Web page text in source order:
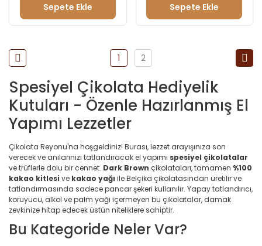
Sepete Ekle Sepete Ekle
1 2
Spesiyel Çikolata Hediyelik
Kutuları - Özenle Hazırlanmış El
Yapımı Lezzetler
Çikolata Reyonu'na hoşgeldiniz! Burası, lezzet arayışınıza son
verecek ve anılarınızı tatlandıracak el yapımı spesiyel çikolatalar
ve trüflerle dolu bir cennet. Dark Brown çikolataları, tamamen %100
kakao kitlesi ve kakao yağı ile Belçika çikolatasından üretilir ve
tatlandırmasında sadece pancar şekeri kullanılır. Yapay tatlandırıcı,
koruyucu, alkol ve palm yağı içermeyen bu çikolatalar, damak
zevkinize hitap edecek üstün niteliklere sahiptir.
Bu Kategoride Neler Var?